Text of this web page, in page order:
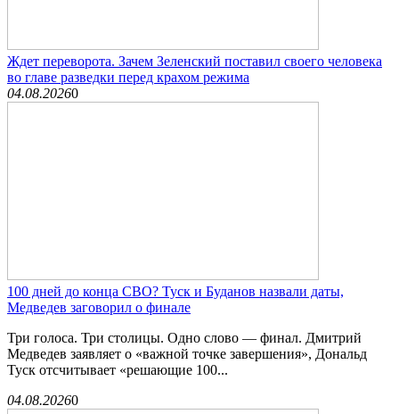
Ждет переворота. Зачем Зеленский поставил своего человека
во главе разведки перед крахом режима
04.08.20260
100 дней до конца СВО? Туск и Буданов назвали даты,
Медведев заговорил о финале
Три голоса. Три столицы. Одно слово — финал. Дмитрий
Медведев заявляет о «важной точке завершения», Дональд
Туск отсчитывает «решающие 100...
04.08.20260